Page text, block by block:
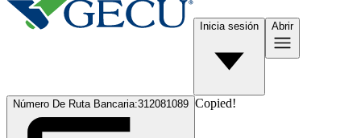
Inicia sesión Abrir
Número De Ruta Bancaria:312081089 Copied!